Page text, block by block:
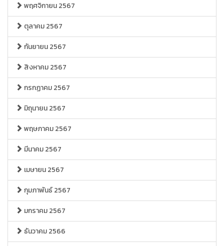
พฤศจิกายน 2567
ตุลาคม 2567
กันยายน 2567
สิงหาคม 2567
กรกฏาคม 2567
มิถุนายน 2567
พฤษภาคม 2567
มีนาคม 2567
เมษายน 2567
กุมภาพันธ์ 2567
มกราคม 2567
ธันวาคม 2566